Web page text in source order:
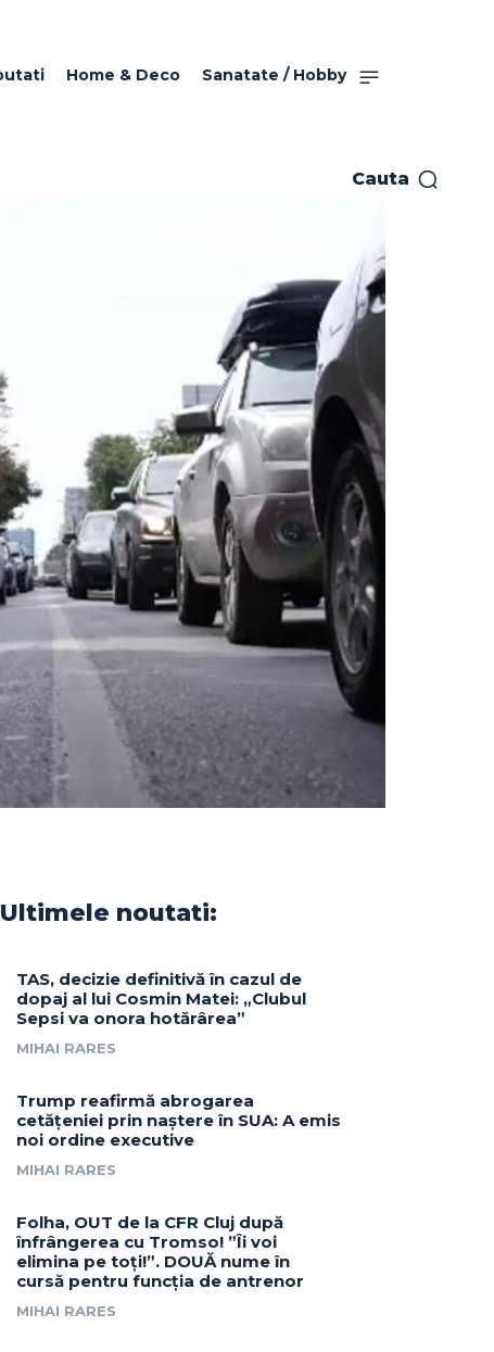
Home & Deco Sanatate / Hobby
Cauta
Ultimele noutati:
TAS, decizie definitivă în cazul de
dopaj al lui Cosmin Matei: „Clubul
Sepsi va onora hotărârea”
MIHAI RARES
Trump reafirmă abrogarea
cetățeniei prin naștere în SUA: A emis
noi ordine executive
MIHAI RARES
Folha, OUT de la CFR Cluj după
înfrângerea cu Tromso! ”Îi voi
elimina pe toți!”. DOUĂ nume în
cursă pentru funcția de antrenor
MIHAI RARES